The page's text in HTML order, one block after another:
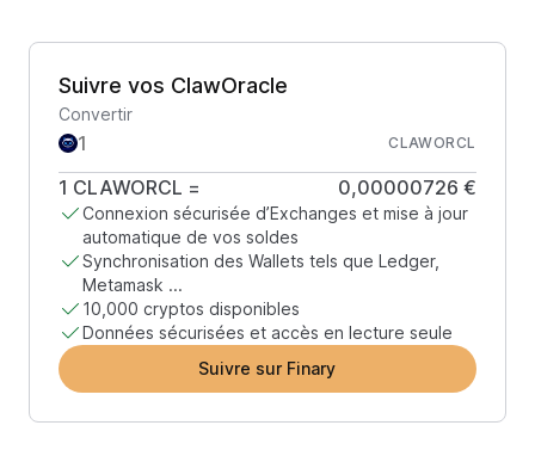
Suivre vos ClawOracle
Convertir
CLAWORCL
1 CLAWORCL = 0,00000726 €
Connexion sécurisée d’Exchanges et mise à jour
automatique de vos soldes
Synchronisation des Wallets tels que Ledger,
Metamask ...
10,000 cryptos disponibles
Données sécurisées et accès en lecture seule
Suivre sur Finary